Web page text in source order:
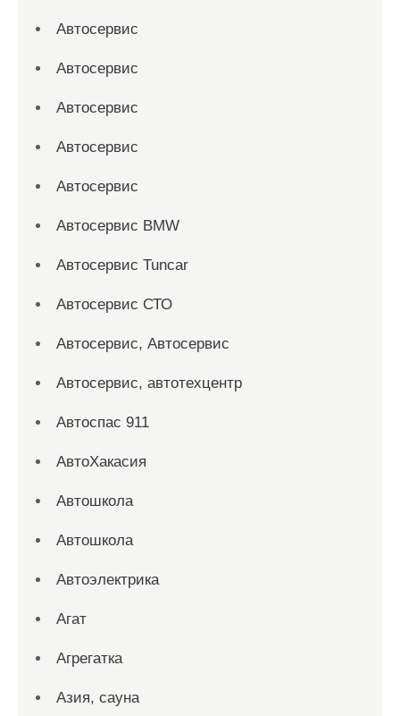
Автосервис
Автосервис
Автосервис
Автосервис
Автосервис
Автосервис BMW
Автосервис Tuncar
Автосервис СТО
Автосервис, Автосервис
Автосервис, автотехцентр
Автоспас 911
АвтоХакасия
Автошкола
Автошкола
Автоэлектрика
Агат
Агрегатка
Азия, сауна